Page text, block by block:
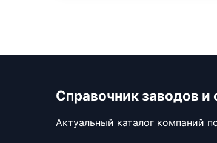
Справочник заводов и
Актуальный каталог компаний